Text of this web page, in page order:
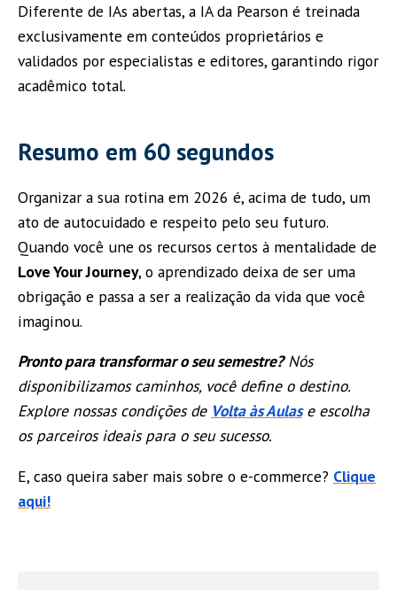
Diferente de IAs abertas, a IA da Pearson é treinada
exclusivamente em conteúdos proprietários e
validados por especialistas e editores, garantindo rigor
acadêmico total.
Resumo em 60 segundos
Organizar a sua rotina em 2026 é, acima de tudo, um
ato de autocuidado e respeito pelo seu futuro.
Quando você une os recursos certos à mentalidade de
Love Your Journey, o aprendizado deixa de ser uma
obrigação e passa a ser a realização da vida que você
imaginou.
Pronto para transformar o seu semestre?Nós
disponibilizamos caminhos, você define o destino.
Explore nossas condições de Volta às Aulase escolha
os parceiros ideais para o seu sucesso.
E, caso queira saber mais sobre o e-commerce? Clique
aqui!